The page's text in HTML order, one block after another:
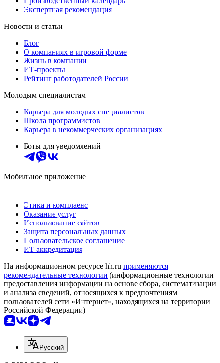
Экспертная рекомендация
Новости и статьи
Блог
О компаниях в игровой форме
Жизнь в компании
ИТ-проекты
Рейтинг работодателей России
Молодым специалистам
Карьера для молодых специалистов
Школа программистов
Карьера в некоммерческих организациях
Боты для уведомлений
Мобильное приложение
Этика и комплаенс
Оказание услуг
Использование сайтов
Защита персональных данных
Пользовательское соглашение
ИТ аккредитация
На информационном ресурсе hh.ru применяются
рекомендательные технологии (информационные технологии
предоставления информации на основе сбора, систематизации
и анализа сведений, относящихся к предпочтениям
пользователей сети «Интернет», находящихся на территории
Российской Федерации)
Русский